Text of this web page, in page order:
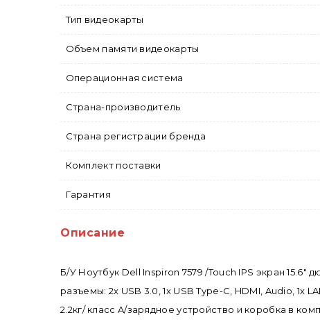
Тип видеокарты
Объем памяти видеокарты
Операционная система
Страна-производитель
Страна регистрации бренда
Комплект поставки
Гарантия
Описание
Б/У Ноутбук Dell Inspiron 7579 /Touch IPS экран
разъемы: 2x USB 3.0, 1x USB Type-C, HDMI, Audio, 1x
2.2кг/ класс A/зарядное устройство и коробка в